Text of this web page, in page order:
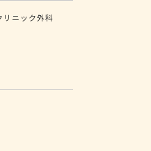
リニック外科